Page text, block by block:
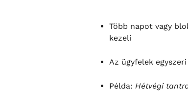
Több napot vagy
kezeli
Az ügyfelek
Példa: Hétvégi